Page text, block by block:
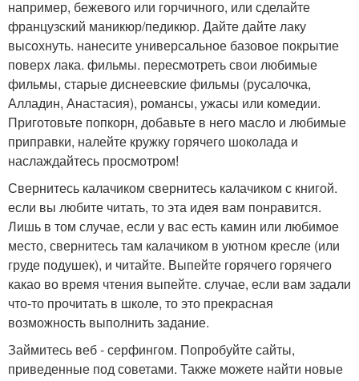
например, бежевого или горчичного, или сделайте
французский маникюр/педикюр. Дайте дайте лаку
высохнуть. нанесите универсальное базовое покрытие
поверх лака. фильмы. пересмотреть свои любимые
фильмы, старые диснеевские фильмы (русалочка,
Алладин, Анастасия), романсы, ужасы или комедии.
Приготовьте попкорн, добавьте в него масло и любимые
приправки, налейте кружку горячего шоколада и
наслаждайтесь просмотром!
Свернитесь калачиком свернитесь калачиком с книгой.
если вы любите читать, то эта идея вам понравится.
Лишь в том случае, если у вас есть камин или любимое
место, свернитесь там калачиком в уютном кресле (или
груде подушек), и читайте. Выпейте горячего горячего
какао во время чтения выпейте. случае, если вам задали
что-то прочитать в школе, то это прекрасная
возможность выполнить задание.
Займитесь веб - серфингом. Попробуйте сайты,
приведенные под советами. Также можете найти новые